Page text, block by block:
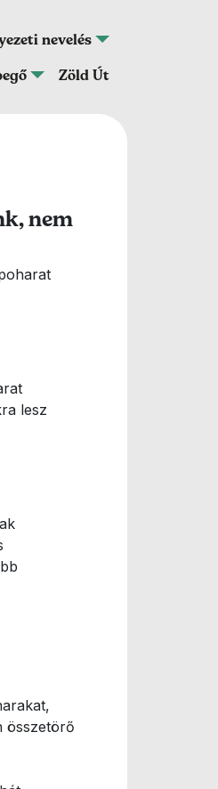
nevelés
Zöld Út
nem
lesz
összetörő